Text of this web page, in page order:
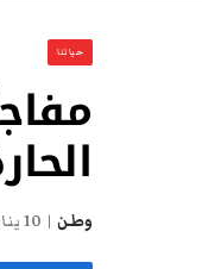
حياتنا
وطن 10 يناير، 2016